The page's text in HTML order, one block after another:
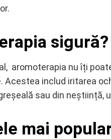
sigură?
aromoterapia nu îți
Acestea includ iritarea
sau din neștiință,
mai